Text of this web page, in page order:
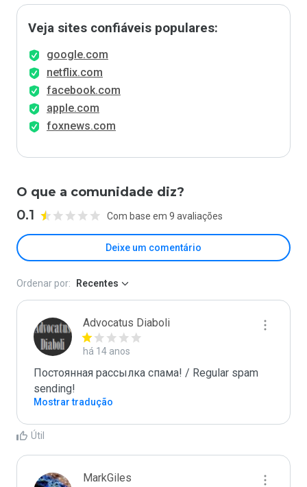
Veja sites confiáveis populares:
google.com
netflix.com
facebook.com
apple.com
foxnews.com
O que a comunidade diz?
0.1 Com base em 9 avaliações
Deixe um comentário
Ordenar por: Recentes
Advocatus Diaboli
há 14 anos
Постоянная рассылка спама! / Regular spam
sending!
Mostrar tradução
Útil
MarkGiles